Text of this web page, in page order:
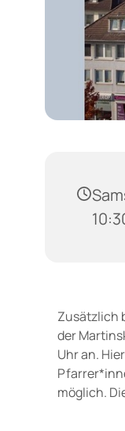
Zusätzlich
der
Uhr an.
möglich.